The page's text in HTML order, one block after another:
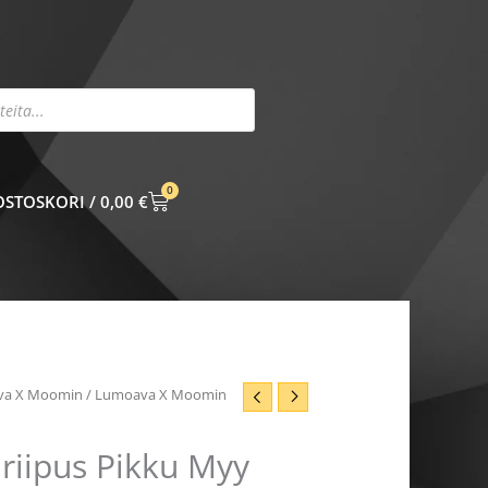
0,00 €
0
CART
X Moomin / Lumoava X Moomin
Pikku Myy